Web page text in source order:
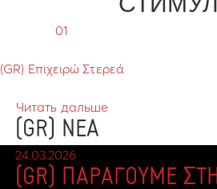
01
(GR) Επιχειρώ Στερεά
Читать дальше
(GR) ΝΕΑ
24.03.2026
(GR) ΠΑΡΑΓΟΥΜΕ